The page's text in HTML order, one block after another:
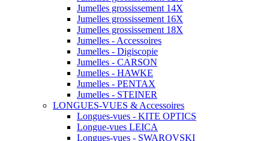
Jumelles grossissement 14X
Jumelles grossissement 16X
Jumelles grossissement 18X
Jumelles - Accessoires
Jumelles - Digiscopie
Jumelles - CARSON
Jumelles - HAWKE
Jumelles - PENTAX
Jumelles - STEINER
LONGUES-VUES & Accessoires
Longues-vues - KITE OPTICS
Longue-vues LEICA
Longues-vues - SWAROVSKI